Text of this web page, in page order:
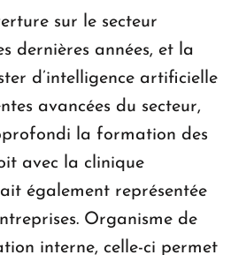
sur le secteur
dernières années, et la
d’intelligence artificielle
avancées du secteur,
la formation des
avec la clinique
également représentée
Organisme de
interne, celle-ci permet